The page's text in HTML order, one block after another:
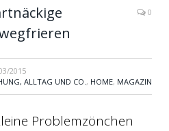
0
2015
ALLTAG UND CO., HOME, MAGAZIN
Problemzönchen